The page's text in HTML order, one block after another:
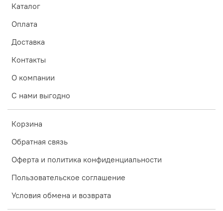
Каталог
Оплата
Доставка
Контакты
О компании
С нами выгодно
Корзина
Обратная связь
Оферта и политика конфиденциальности
Пользовательское соглашение
Условия обмена и возврата